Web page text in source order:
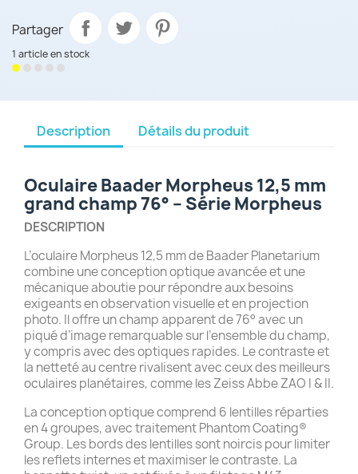
Partager
1 article en stock
Description Détails du produit
Oculaire Baader Morpheus 12,5 mm
grand champ 76° – Série Morpheus
DESCRIPTION
L’oculaire Morpheus 12,5 mm de Baader Planetarium
combine une conception optique avancée et une
mécanique aboutie pour répondre aux besoins
exigeants en observation visuelle et en projection
photo. Il offre un champ apparent de 76° avec un
piqué d’image remarquable sur l’ensemble du champ,
y compris avec des optiques rapides. Le contraste et
la netteté au centre rivalisent avec ceux des meilleurs
oculaires planétaires, comme les Zeiss Abbe ZAO I & II.
La conception optique comprend 6 lentilles réparties
en 4 groupes, avec traitement Phantom Coating®
Group. Les bords des lentilles sont noircis pour limiter
les reflets internes et maximiser le contraste. La